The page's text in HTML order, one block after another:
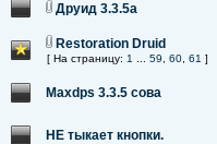
Друид 3.3.5а
Restoration Druid
[ На страницу: 1 59 60 61 ]
Maxdps 3.3.5 сова
НЕ тыкает кнопки.